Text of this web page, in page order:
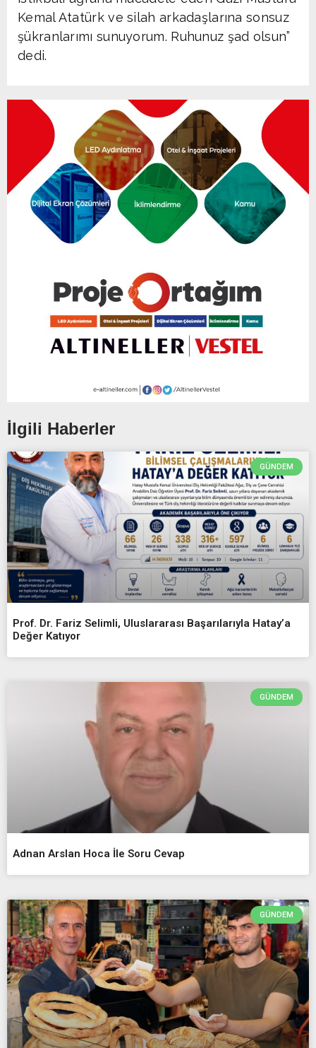
Kemal Atatürk ve silah arkadaşlarına sonsuz
şükranlarımı sunuyorum. Ruhunuz şad olsun”
dedi.
İlgili Haberler
GÜNDEM
Prof. Dr. Fariz Selimli, Uluslararası Başarılarıyla Hatay’a
Değer Katıyor
GÜNDEM
Adnan Arslan Hoca İle Soru Cevap
GÜNDEM